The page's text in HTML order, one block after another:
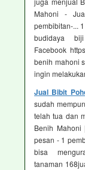
Mahoni -
pembibitan-...
budidaya
Facebook
benih mahoni
ingin
Jual Bibit
sudah
telah tua dan
Benih Mahoni
pesan - ‎1
bisa
tanaman